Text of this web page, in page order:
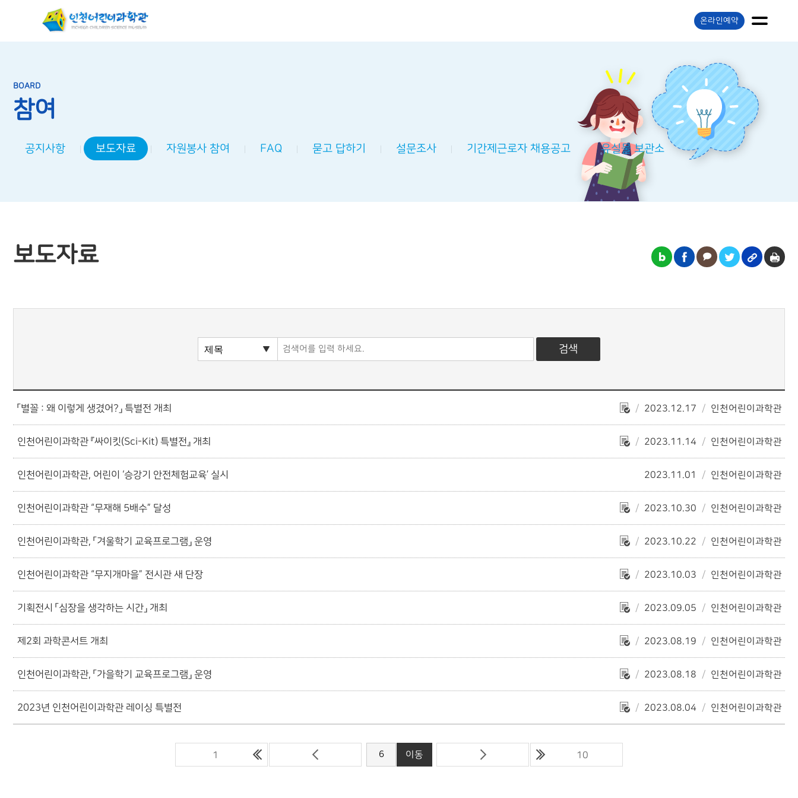
온라인예약
BOARD
참여
공지사항 보도자료 자원봉사 참여 FAQ 묻고 답하기 설문조사 기간제근로자 채용공고 유실물 보관소
보도자료
「별꼴 : 왜 이렇게 생겼어?」 특별전 개최 2023.12.17 인천어린이과학관
인천어린이과학관 『싸이킷(Sci-Kit) 특별전』 개최 2023.11.14 인천어린이과학관
인천어린이과학관, 어린이 ‘승강기 안전체험교육’ 실시 2023.11.01 인천어린이과학관
인천어린이과학관 “무재해 5배수” 달성 2023.10.30 인천어린이과학관
인천어린이과학관, 「겨울학기 교육프로그램」 운영 2023.10.22 인천어린이과학관
인천어린이과학관 “무지개마을” 전시관 새 단장 2023.10.03 인천어린이과학관
기획전시 「심장을 생각하는 시간」 개최 2023.09.05 인천어린이과학관
제2회 과학콘서트 개최 2023.08.19 인천어린이과학관
인천어린이과학관, 「가을학기 교육프로그램」 운영 2023.08.18 인천어린이과학관
2023년 인천어린이과학관 레이싱 특별전 2023.08.04 인천어린이과학관
1 10